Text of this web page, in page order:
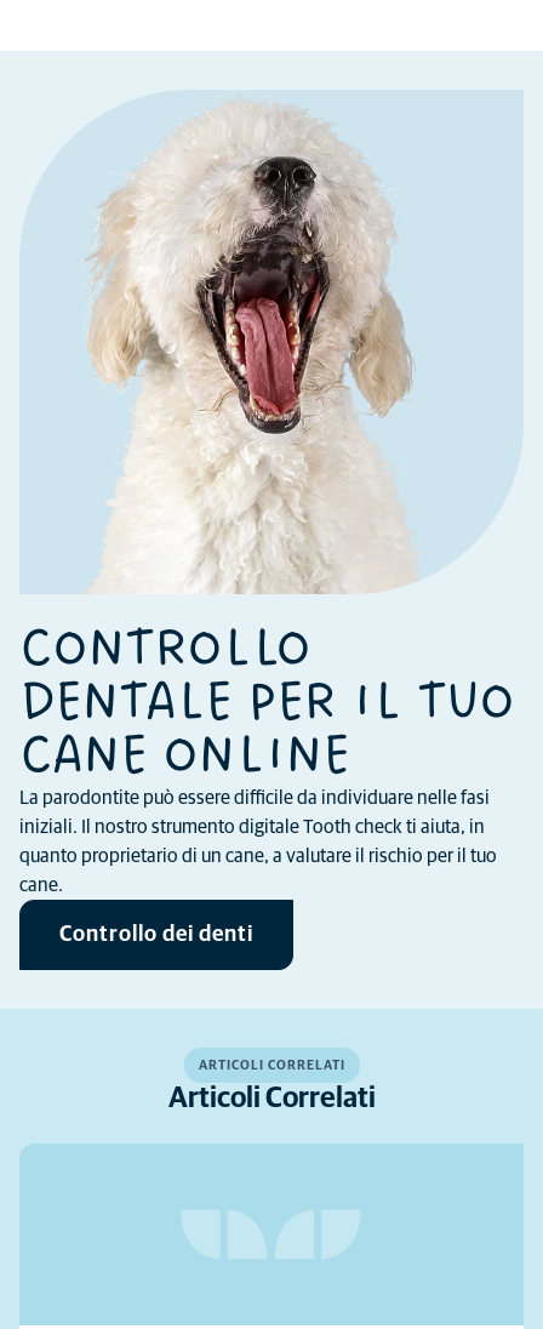
CONTROLLO
DENTALE PER IL TUO
CANE ONLINE
La parodontite può essere difficile da individuare nelle fasi
iniziali. Il nostro strumento digitale Tooth check ti aiuta, in
quanto proprietario di un cane, a valutare il rischio per il tuo
cane.
Controllo dei denti
ARTICOLI CORRELATI
Articoli Correlati